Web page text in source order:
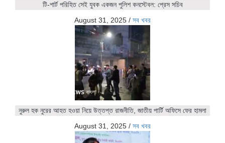
টি-শার্ট পরিহিত সেই যুবক একজন পুলিশ কনস্টেবল: প্রেস সচিব
August 31, 2025 / সব খবর
নুরুল হক নুরের আহত হওয়া নিয়ে উত্তপ্ত রাজনীতি, জাতীয় পার্টি অফিসে ফের হামলা
August 31, 2025 / সব খবর